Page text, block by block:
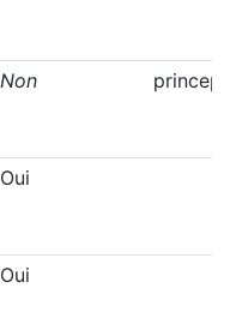
Non princeps
Oui
Oui